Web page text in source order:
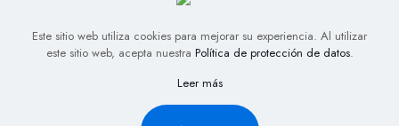
Este sitio web utiliza cookies para mejorar su experiencia. Al utilizar
este sitio web, acepta nuestra Política de protección de datos.
Leer más